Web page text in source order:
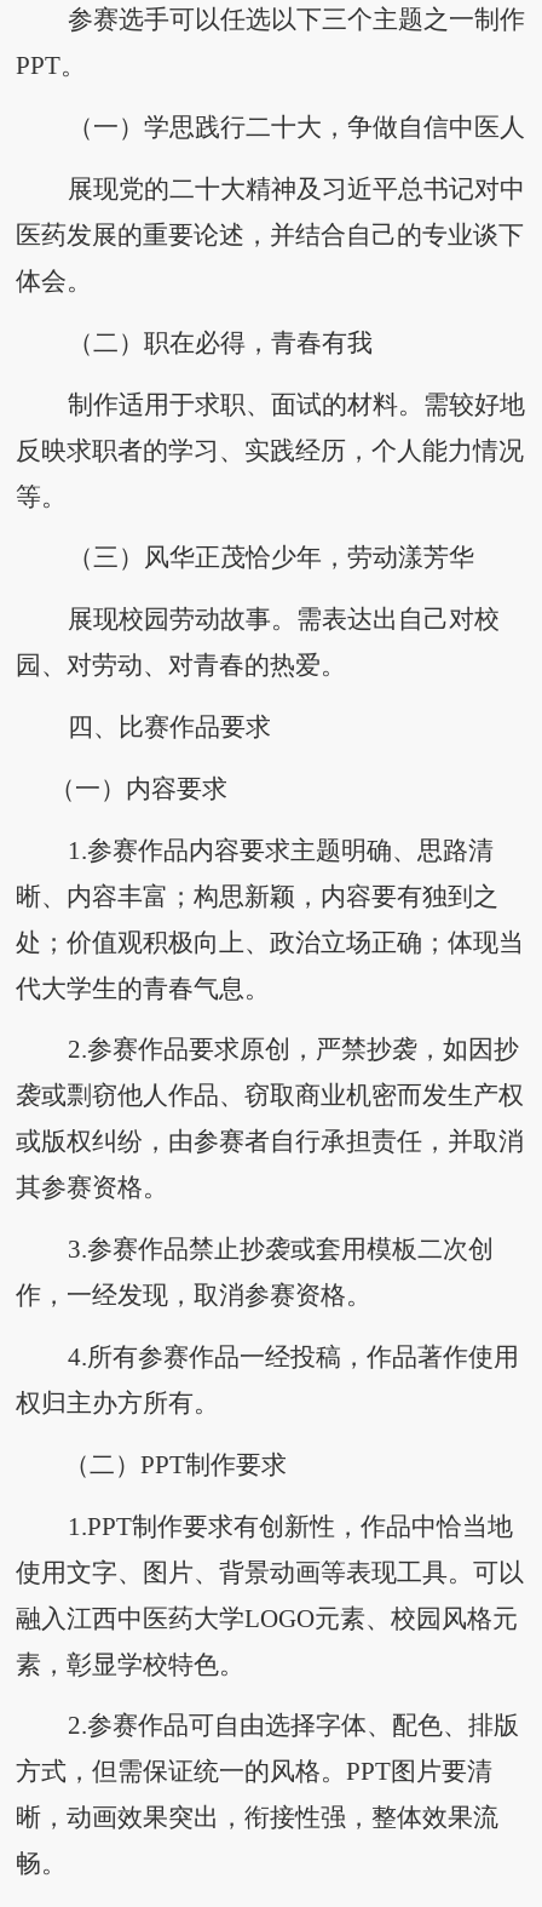
参赛选手可以任选以下三个主题之一制作
PPT。
（一）学思践行二十大，争做自信中医人
展现党的二十大精神及习近平总书记对中
医药发展的重要论述，并结合自己的专业谈下
体会。
（二）职在必得，青春有我
制作适用于求职、面试的材料。需较好地
反映求职者的学习、实践经历，个人能力情况
等。
（三）风华正茂恰少年，劳动漾芳华
展现校园劳动故事。需表达出自己对校
园、对劳动、对青春的热爱。
四、比赛作品要求
（一）内容要求
1.参赛作品内容要求主题明确、思路清
晰、内容丰富；构思新颖，内容要有独到之
处；价值观积极向上、政治立场正确；体现当
代大学生的青春气息。
2.参赛作品要求原创，严禁抄袭，如因抄
袭或剽窃他人作品、窃取商业机密而发生产权
或版权纠纷，由参赛者自行承担责任，并取消
其参赛资格。
3.参赛作品禁止抄袭或套用模板二次创
作，一经发现，取消参赛资格。
4.所有参赛作品一经投稿，作品著作使用
权归主办方所有。
（二）PPT制作要求
1.PPT制作要求有创新性，作品中恰当地
使用文字、图片、背景动画等表现工具。可以
融入江西中医药大学LOGO元素、校园风格元
素，彰显学校特色。
2.参赛作品可自由选择字体、配色、排版
方式，但需保证统一的风格。PPT图片要清
晰，动画效果突出，衔接性强，整体效果流
畅。